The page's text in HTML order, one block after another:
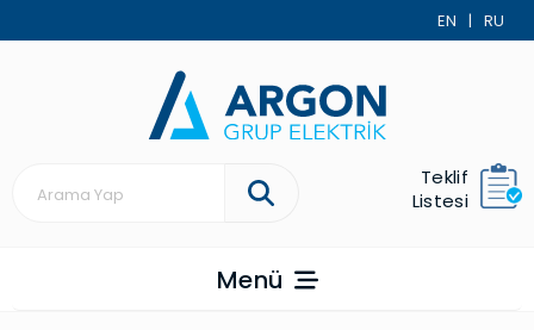
EN | RU
Teklif
Listesi
Menü